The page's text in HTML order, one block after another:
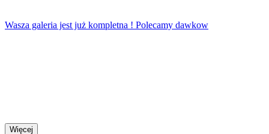
Wasza galeria jest już kompletna ! Polecamy dawkow
Więcej